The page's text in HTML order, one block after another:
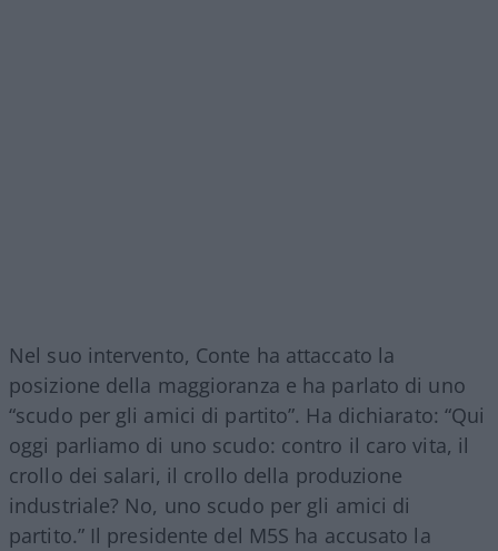
Nel suo intervento, Conte ha attaccato la
posizione della maggioranza e ha parlato di uno
“scudo per gli amici di partito”. Ha dichiarato: “Qui
oggi parliamo di uno scudo: contro il caro vita, il
crollo dei salari, il crollo della produzione
industriale? No, uno scudo per gli amici di
partito.” Il presidente del M5S ha accusato la